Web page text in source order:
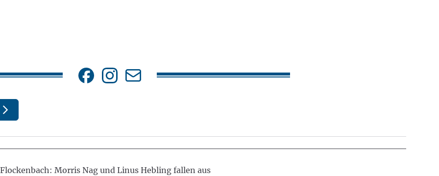
Morris Nag und Linus Hebling fallen aus